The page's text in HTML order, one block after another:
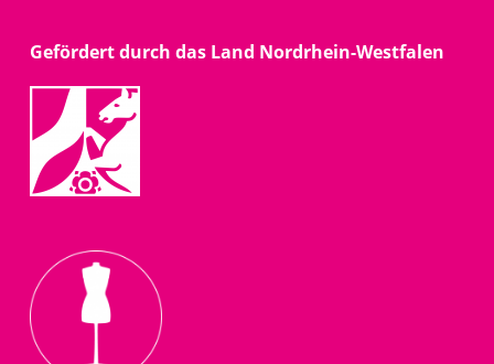
Gefördert durch das Land Nordrhein-Westfalen